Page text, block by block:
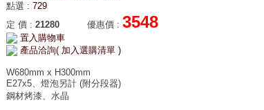
點選 : 729
定 價 : 21280 優惠價 : 3548
置入購物車
產品洽詢( 加入選購清單 )
W680mm x H300mm
E27x5、燈泡另計 (附分段器)
鋼材烤漆、水晶